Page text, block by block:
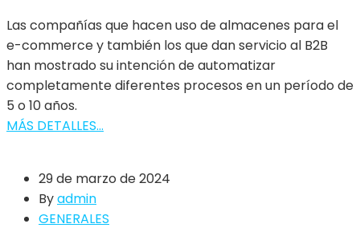
Las compañías que hacen uso de almacenes para el
e-commerce y también los que dan servicio al B2B
han mostrado su intención de automatizar
completamente diferentes procesos en un período de
5 o 10 años.
MÁS DETALLES...
29 de marzo de 2024
Byadmin
GENERALES